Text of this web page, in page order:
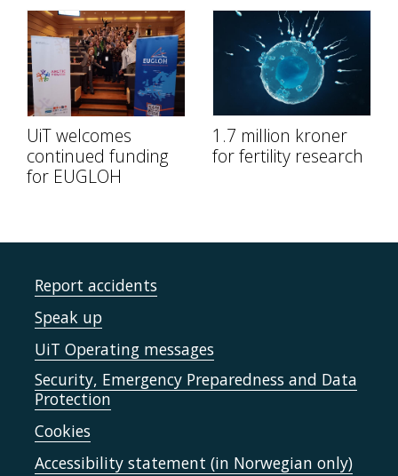
UiT welcomes
continued funding
for EUGLOH
1.7 million kroner
for fertility research
Report accidents
Speak up
UiT Operating messages
Security, Emergency Preparedness and Data
Protection
Cookies
Accessibility statement (in Norwegian only)